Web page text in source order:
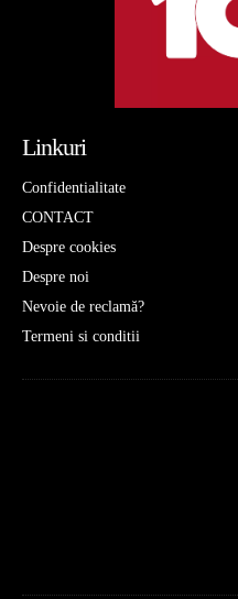
Linkuri
Confidentialitate
CONTACT
Despre cookies
Despre noi
Nevoie de reclamă?
Termeni si conditii